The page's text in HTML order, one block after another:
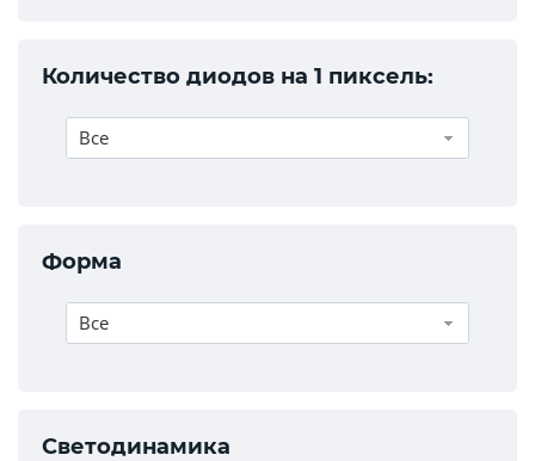
Количество диодов на 1 пиксель:
Все
Форма
Все
Светодинамика